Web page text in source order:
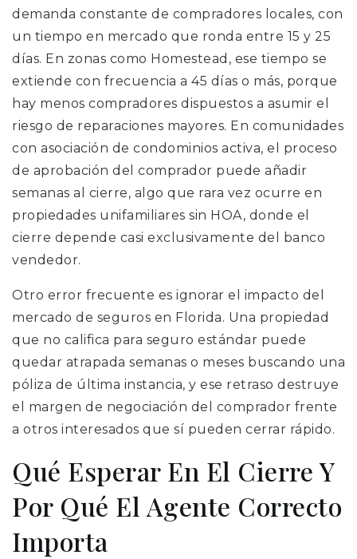
demanda constante de compradores locales, con
un tiempo en mercado que ronda entre 15 y 25
días. En zonas como Homestead, ese tiempo se
extiende con frecuencia a 45 días o más, porque
hay menos compradores dispuestos a asumir el
riesgo de reparaciones mayores. En comunidades
con asociación de condominios activa, el proceso
de aprobación del comprador puede añadir
semanas al cierre, algo que rara vez ocurre en
propiedades unifamiliares sin HOA, donde el
cierre depende casi exclusivamente del banco
vendedor.
Otro error frecuente es ignorar el impacto del
mercado de seguros en Florida. Una propiedad
que no califica para seguro estándar puede
quedar atrapada semanas o meses buscando una
póliza de última instancia, y ese retraso destruye
el margen de negociación del comprador frente
a otros interesados que sí pueden cerrar rápido.
Qué Esperar En El Cierre Y
Por Qué El Agente Correcto
Importa